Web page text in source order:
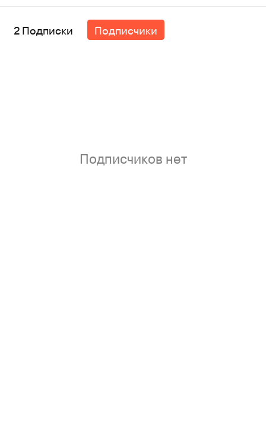
2 Подписки Подписчики
Подписчиков нет